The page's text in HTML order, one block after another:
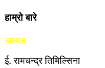
हाम्रो बारे
अध्यक्ष
ई. रामचन्द्र तिमिल्सिना